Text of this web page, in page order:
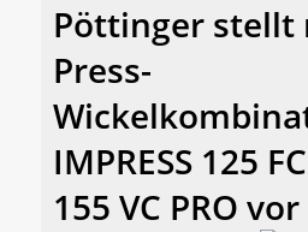
Pöttinger stellt
Press-
IMPRESS 125
155 VC PRO vor